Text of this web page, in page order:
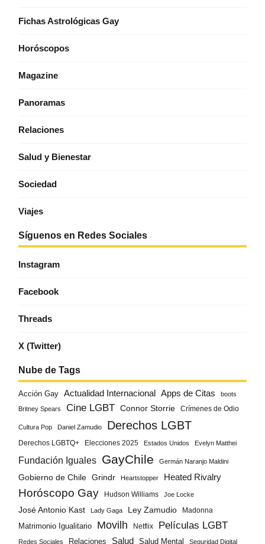
Fichas Astrológicas Gay
Horóscopos
Magazine
Panoramas
Relaciones
Salud y Bienestar
Sociedad
Viajes
Síguenos en Redes Sociales
Instagram
Facebook
Threads
X (Twitter)
Nube de Tags
Acción Gay Actualidad Internacional Apps de Citas boots
Britney Spears Cine LGBT Connor Storrie Crímenes de Odio
Cultura Pop Daniel Zamudio Derechos LGBT
Derechos LGBTQ+ Elecciones 2025 Estados Unidos Evelyn Matthei
Fundación Iguales GayChile Germán Naranjo Maldini
Gobierno de Chile Grindr Heartstopper Heated Rivalry
Horóscopo Gay Hudson Williams Joe Locke
José Antonio Kast Lady Gaga Ley Zamudio Madonna
Matrimonio Igualitario Movilh Netflix Películas LGBT
Redes Sociales Relaciones Salud Salud Mental Seguridad Digital